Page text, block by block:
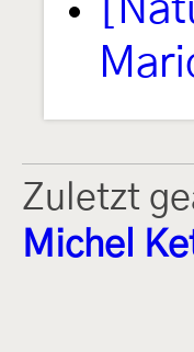
Zuletzt
Michel